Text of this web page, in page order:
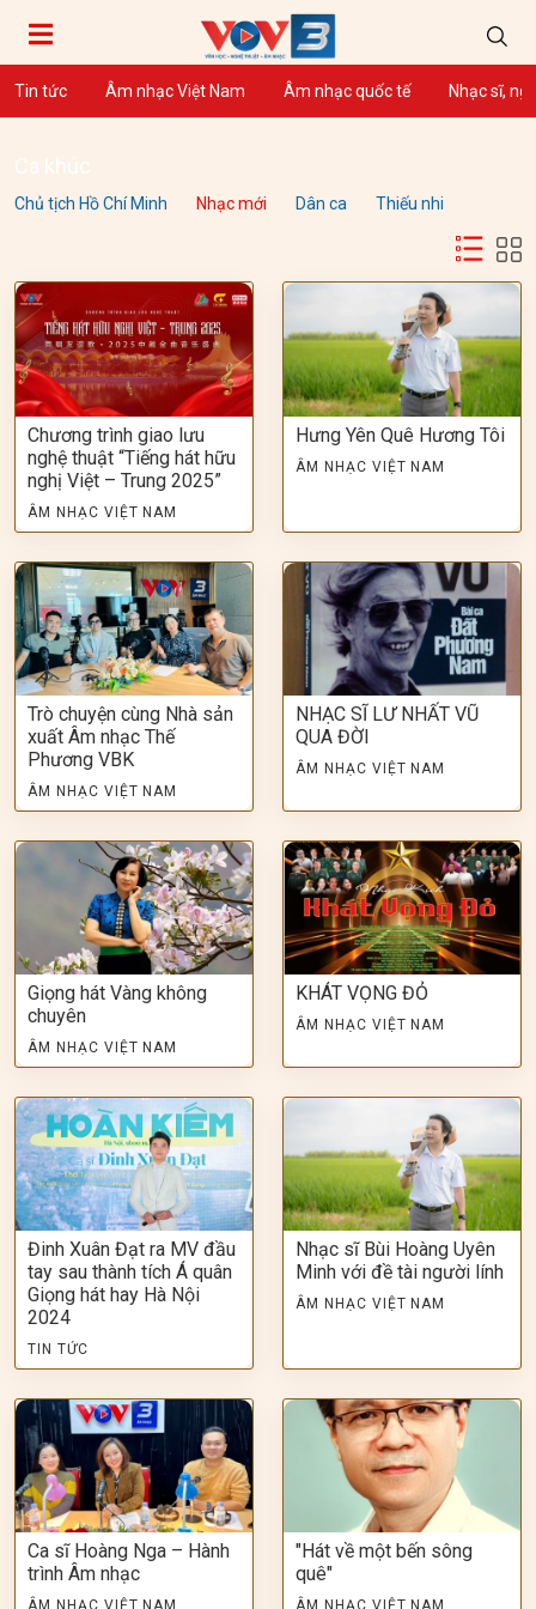
Tin tức Âm nhạc Việt Nam Âm nhạc quốc tế Nhạc sĩ,
Ca khúc
Chủ tịch Hồ Chí Minh Nhạc mới Dân ca Thiếu nhi
Chương trình giao lưu
nghệ thuật “Tiếng hát hữu
nghị Việt – Trung 2025”
ÂM NHẠC VIỆT NAM
Hưng Yên Quê Hương Tôi
ÂM NHẠC VIỆT NAM
Trò chuyện cùng Nhà sản
xuất Âm nhạc Thế
Phương VBK
ÂM NHẠC VIỆT NAM
NHẠC SĨ LƯ NHẤT VŨ
QUA ĐỜI
ÂM NHẠC VIỆT NAM
Giọng hát Vàng không
chuyên
ÂM NHẠC VIỆT NAM
KHÁT VỌNG ĐỎ
ÂM NHẠC VIỆT NAM
Đinh Xuân Đạt ra MV đầu
tay sau thành tích Á quân
Giọng hát hay Hà Nội
2024
TIN TỨC
Nhạc sĩ Bùi Hoàng Uyên
Minh với đề tài người lính
ÂM NHẠC VIỆT NAM
Ca sĩ Hoàng Nga – Hành
trình Âm nhạc
"Hát về một bến sông
quê"